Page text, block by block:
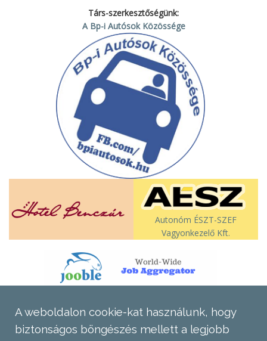
Társ-szerkesztőségünk:
A Bp-i Autósok Közössége
Autonóm ÉSZT-SZEF
Vagyonkezelő Kft.
A weboldalon cookie-kat használunk, hogy
biztonságos böngészés mellett a legjobb